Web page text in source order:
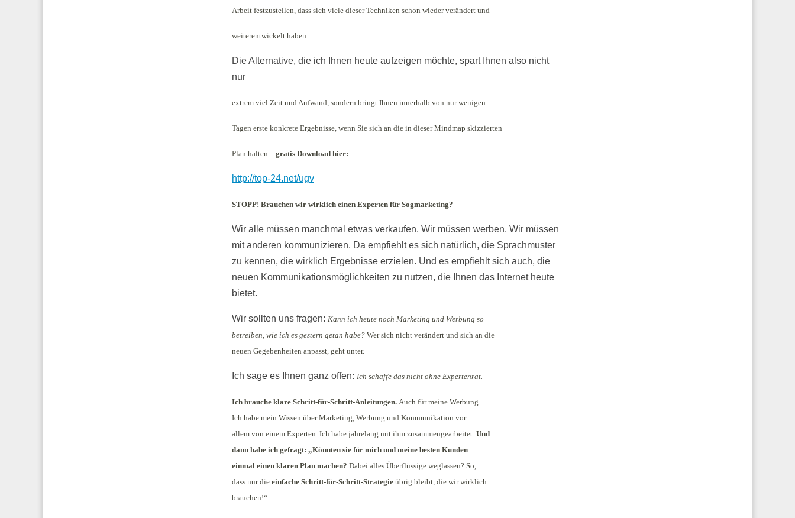
Arbeit festzustellen, dass sich viele dieser Techniken schon wieder verändert und
weiterentwickelt haben.
Die Alternative, die ich Ihnen heute aufzeigen möchte, spart Ihnen also nicht
nur
extrem viel Zeit und Aufwand, sondern bringt Ihnen innerhalb von nur wenigen
Tagen erste konkrete Ergebnisse, wenn Sie sich an die in dieser Mindmap skizzierten
Plan halten – gratis Download hier:
http://top-24.net/ugv
STOPP! Brauchen wir wirklich einen Experten für Sogmarketing?
Wir alle müssen manchmal etwas verkaufen. Wir müssen werben. Wir müssen
mit anderen kommunizieren. Da empfiehlt es sich natürlich, die Sprachmuster
zu kennen, die wirklich Ergebnisse erzielen. Und es empfiehlt sich auch, die
neuen Kommunikationsmöglichkeiten zu nutzen, die Ihnen das Internet heute
bietet.
Wir sollten uns fragen: Kann ich heute noch Marketing und Werbung so
betreiben, wie ich es gestern getan habe? Wer sich nicht verändert und sich an die
neuen Gegebenheiten anpasst, geht unter.
Ich sage es Ihnen ganz offen: Ich schaffe das nicht ohne Expertenrat.
Ich brauche klare Schritt-für-Schritt-Anleitungen. Auch für meine Werbung.
Ich habe mein Wissen über Marketing, Werbung und Kommunikation vor
allem von einem Experten. Ich habe jahrelang mit ihm zusammengearbeitet. Und
dann habe ich gefragt: „Könnten sie für mich und meine besten Kunden
einmal einen klaren Plan machen? Dabei alles Überflüssige weglassen? So,
dass nur die einfache Schritt-für-Schritt-Strategie übrig bleibt, die wir wirklich
brauchen!“